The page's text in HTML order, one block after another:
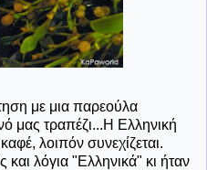
με μια παρεούλα
μας τραπέζι...Η Ελληνική
λοιπόν συνεχίζεται.
λόγια "Ελληνικά" κι ήταν